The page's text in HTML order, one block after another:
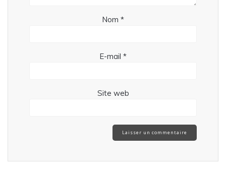
Nom *
E-mail *
Site web